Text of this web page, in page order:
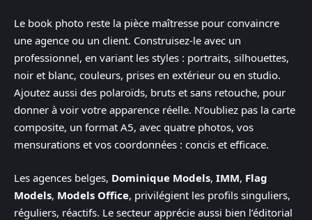
Le book photo reste la pièce maîtresse pour convaincre
une agence ou un client. Construisez-le avec un
professionnel, en variant les styles : portraits, silhouettes,
noir et blanc, couleurs, prises en extérieur ou en studio.
Ajoutez aussi des polaroïds, bruts et sans retouche, pour
donner à voir votre apparence réelle. N’oubliez pas la carte
composite, un format A5, avec quatre photos, vos
mensurations et vos coordonnées : concis et efficace.
Les agences belges, Dominique Models, IMM, Flag
Models, Models Office, privilégient les profils singuliers,
réguliers, réactifs. Le secteur apprécie aussi bien l’éditorial